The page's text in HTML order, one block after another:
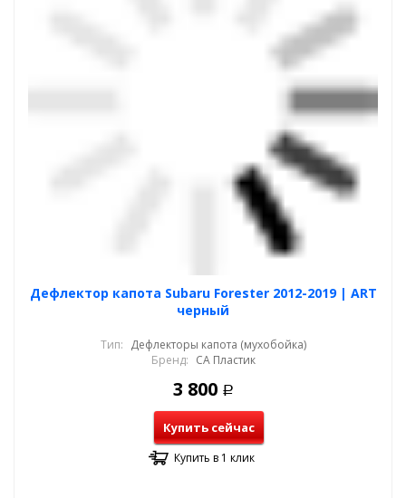
Дефлектор капота Subaru Forester 2012-2019 | ART
черный
Тип: Дефлекторы капота (мухобойка)
Бренд: СА Пластик
3 800 Р
Купить сейчас
Купить в 1 клик